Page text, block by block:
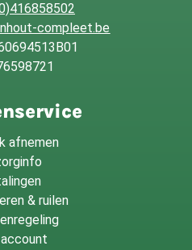
compleet.be
afnemen
& ruilen